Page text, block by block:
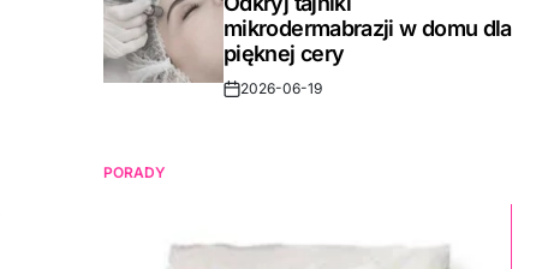
mikrodermabrazji w domu dla
pięknej cery
Post2026-06-19
PORADY